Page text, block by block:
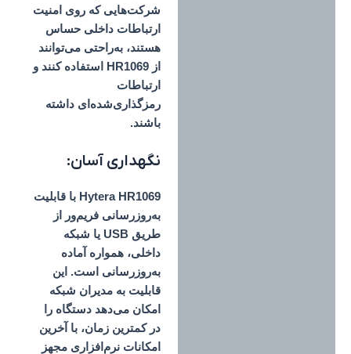
شرکت‌هایی که روی امنیت
ارتباطات داخلی حساس
هستند، به‌راحتی می‌توانند
از HR1069 استفاده کنند و
ارتباطات
رمزگذاری‌شده‌ای داشته
باشند.
نگهداری آسان:
Hytera HR1069 با قابلیت
به‌روزرسانی فریم‌ور از
طریق USB یا شبکه
داخلی، همواره آماده
به‌روزرسانی است. این
قابلیت به مدیران شبکه
امکان می‌دهد دستگاه را
در کمترین زمان، با آخرین
امکانات نرم‌افزاری مجهز